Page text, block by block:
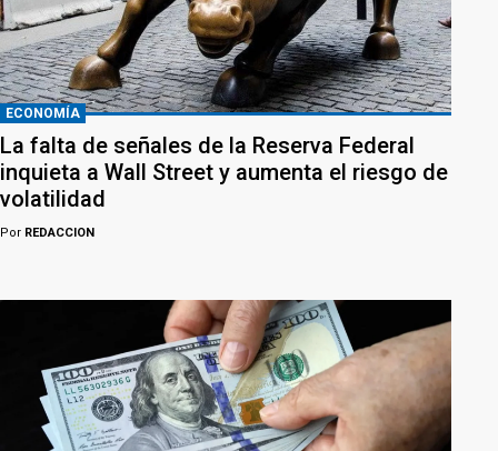
ECONOMÍA
La falta de señales de la Reserva Federal
inquieta a Wall Street y aumenta el riesgo de
volatilidad
Por REDACCION